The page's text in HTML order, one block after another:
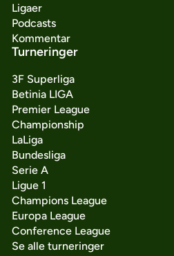
Ligaer
Podcasts
Kommentar
Turneringer
3F Superliga
Betinia LIGA
Premier League
Championship
LaLiga
Bundesliga
Serie A
Ligue 1
Champions League
Europa League
Conference League
Se alle turneringer